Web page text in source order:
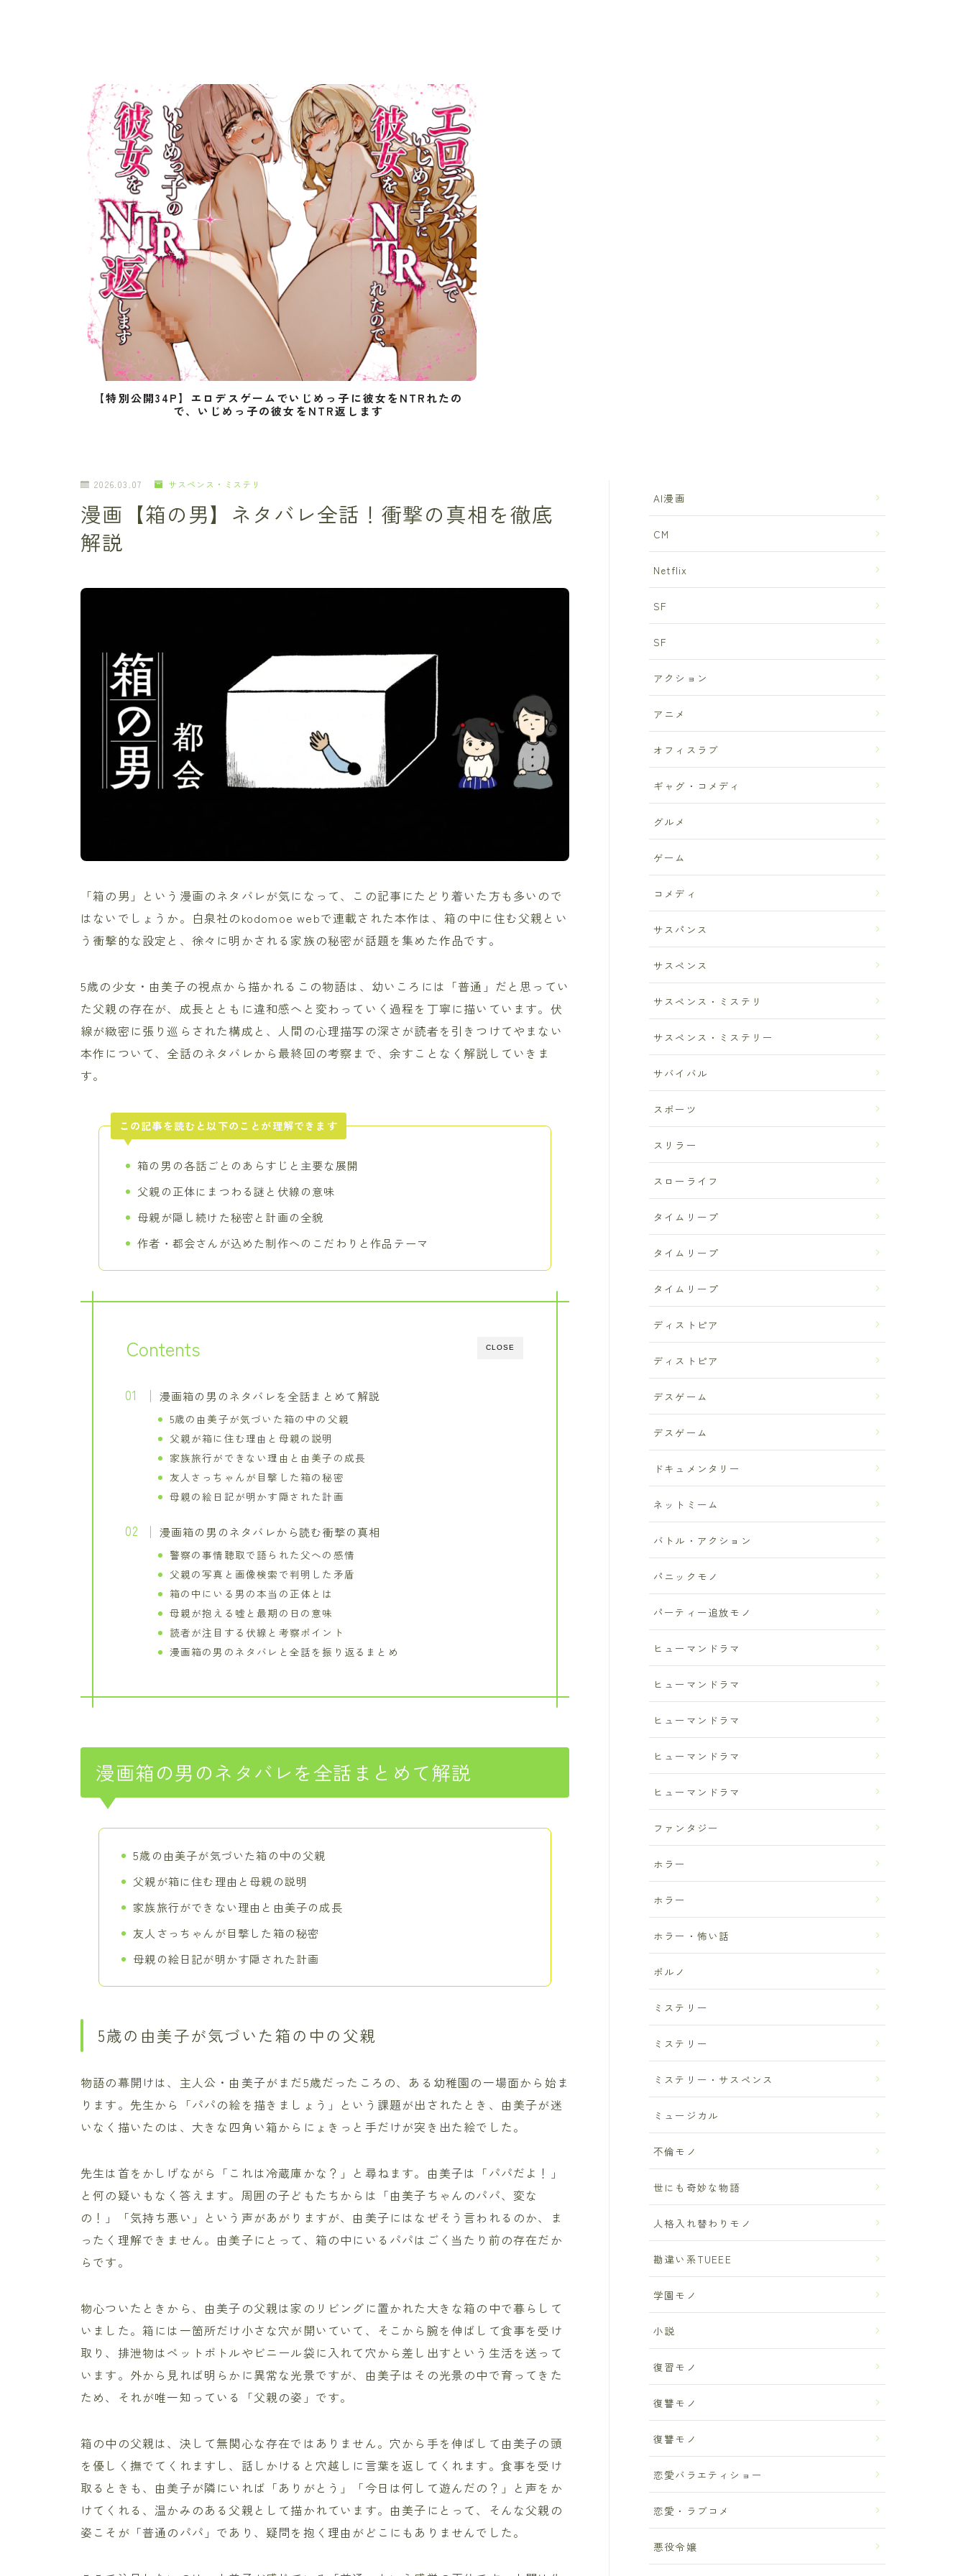
【特別公開34P】エロデスゲームでいじめっ子に彼女をNTRれたの
で、いじめっ子の彼女をNTR返します
2026.03.07 サスペンス・ミステリ
漫画【箱の男】ネタバレ全話！衝撃の真相を徹底
解説
「箱の男」という漫画のネタバレが気になって、この記事にたどり着いた方も多いので
はないでしょうか。白泉社のkodomoe webで連載された本作は、箱の中に住む父親とい
う衝撃的な設定と、徐々に明かされる家族の秘密が話題を集めた作品です。
5歳の少女・由美子の視点から描かれるこの物語は、幼いころには「普通」だと思ってい
た父親の存在が、成長とともに違和感へと変わっていく過程を丁寧に描いています。伏
線が緻密に張り巡らされた構成と、人間の心理描写の深さが読者を引きつけてやまない
本作について、全話のネタバレから最終回の考察まで、余すことなく解説していきま
す。
この記事を読むと以下のことが理解できます
箱の男の各話ごとのあらすじと主要な展開
父親の正体にまつわる謎と伏線の意味
母親が隠し続けた秘密と計画の全貌
作者・都会さんが込めた制作へのこだわりと作品テーマ
CLOSE
Contents
漫画箱の男のネタバレを全話まとめて解説
5歳の由美子が気づいた箱の中の父親
父親が箱に住む理由と母親の説明
家族旅行ができない理由と由美子の成長
友人さっちゃんが目撃した箱の秘密
母親の絵日記が明かす隠された計画
漫画箱の男のネタバレから読む衝撃の真相
警察の事情聴取で語られた父への感情
父親の写真と画像検索で判明した矛盾
箱の中にいる男の本当の正体とは
母親が抱える嘘と最期の日の意味
読者が注目する伏線と考察ポイント
漫画箱の男のネタバレと全話を振り返るまとめ
漫画箱の男のネタバレを全話まとめて解説
5歳の由美子が気づいた箱の中の父親
父親が箱に住む理由と母親の説明
家族旅行ができない理由と由美子の成長
友人さっちゃんが目撃した箱の秘密
母親の絵日記が明かす隠された計画
5歳の由美子が気づいた箱の中の父親
物語の幕開けは、主人公・由美子がまだ5歳だったころの、ある幼稚園の一場面から始ま
ります。先生から「パパの絵を描きましょう」という課題が出されたとき、由美子が迷
いなく描いたのは、大きな四角い箱からにょきっと手だけが突き出た絵でした。
先生は首をかしげながら「これは冷蔵庫かな？」と尋ねます。由美子は「パパだよ！」
と何の疑いもなく答えます。周囲の子どもたちからは「由美子ちゃんのパパ、変な
の！」「気持ち悪い」という声があがりますが、由美子にはなぜそう言われるのか、ま
ったく理解できません。由美子にとって、箱の中にいるパパはごく当たり前の存在だか
らです。
物心ついたときから、由美子の父親は家のリビングに置かれた大きな箱の中で暮らして
いました。箱には一箇所だけ小さな穴が開いていて、そこから腕を伸ばして食事を受け
取り、排泄物はペットボトルやビニール袋に入れて穴から差し出すという生活を送って
います。外から見れば明らかに異常な光景ですが、由美子はその光景の中で育ってきた
ため、それが唯一知っている「父親の姿」です。
箱の中の父親は、決して無関心な存在ではありません。穴から手を伸ばして由美子の頭
を優しく撫でてくれますし、話しかけると穴越しに言葉を返してくれます。食事を受け
取るときも、由美子が隣にいれば「ありがとう」「今日は何して遊んだの？」と声をか
けてくれる、温かみのある父親として描かれています。由美子にとって、そんな父親の
姿こそが「普通のパパ」であり、疑問を抱く理由がどこにもありませんでした。
AI漫画
CM
Netflix
SF
SF
アクション
アニメ
オフィスラブ
ギャグ・コメディ
グルメ
ゲーム
コメディ
サスパンス
サスペンス
サスペンス・ミステリ
サスペンス・ミステリー
サバイバル
スポーツ
スリラー
スローライフ
タイムリープ
タイムリープ
タイムリープ
ディストピア
ディストピア
デスゲーム
デスゲーム
ドキュメンタリー
ネットミーム
バトル・アクション
パニックモノ
パーティー追放モノ
ヒューマンドラマ
ヒューマンドラマ
ヒューマンドラマ
ヒューマンドラマ
ヒューマンドラマ
ファンタジー
ホラー
ホラー
ホラー・怖い話
ポルノ
ミステリー
ミステリー
ミステリー・サスペンス
ミュージカル
不倫モノ
世にも奇妙な物語
人格入れ替わりモノ
勘違い系TUEEE
学園モノ
小説
復習モノ
復讐モノ
復讐モノ
恋愛バラエティショー
恋愛・ラブコメ
悪役令嬢